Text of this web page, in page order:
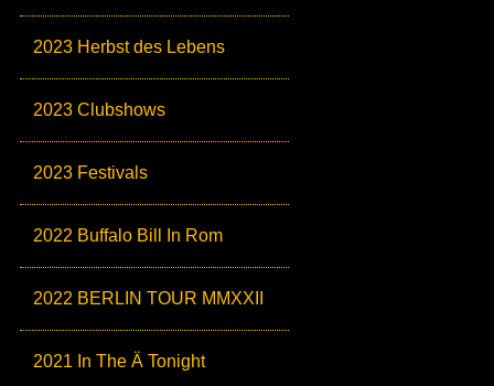
2023 Herbst des Lebens
2023 Clubshows
2023 Festivals
2022 Buffalo Bill In Rom
2022 BERLIN TOUR MMXXII
2021 In The Ä Tonight